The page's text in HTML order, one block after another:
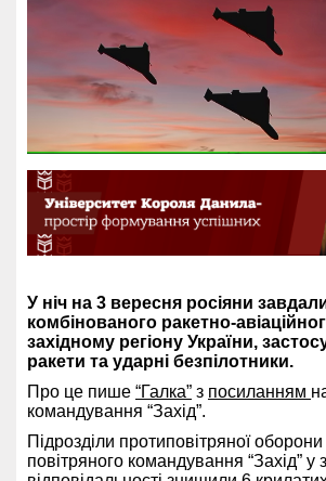
У ніч на 3 вересня росіяни
комбінованого ракетно-
західному регіону України,
ракети та ударні безпілотники.
Про це пише “Галка” з посиланням
командування “Захід”.
Підрозділи протиповітряної оборони
повітряного командування “Захід” у